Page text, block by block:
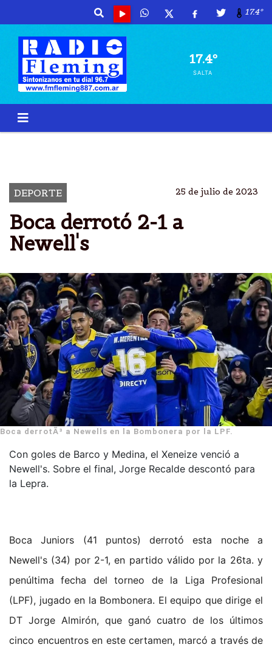
17.4º
17.4º
SALTA
DEPORTE 25 de julio de 2023
Boca derrotó 2-1 a
Newell's
Boca derrotÃ³ a Newells en la Bombonera por la LPF.
Con goles de Barco y Medina, el Xeneize venció a
Newell's. Sobre el final, Jorge Recalde descontó para
la Lepra.
Boca Juniors (41 puntos) derrotó esta noche a
Newell's (34) por 2-1, en partido válido por la 26ta. y
penúltima fecha del torneo de la Liga Profesional
(LPF), jugado en la Bombonera. El equipo que dirige el
DT Jorge Almirón, que ganó cuatro de los últimos
cinco encuentros en este certamen, marcó a través de